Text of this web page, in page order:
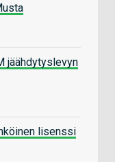
jäähdytyslevyn
lisenssi